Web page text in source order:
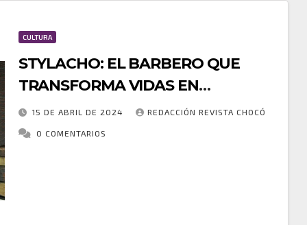
CULTURA
STYLACHO: EL BARBERO QUE
TRANSFORMA VIDAS EN
MEDELLÍN
15 DE ABRIL DE 2024 REDACCIÓN REVISTA CHOCÓ
0 COMENTARIOS